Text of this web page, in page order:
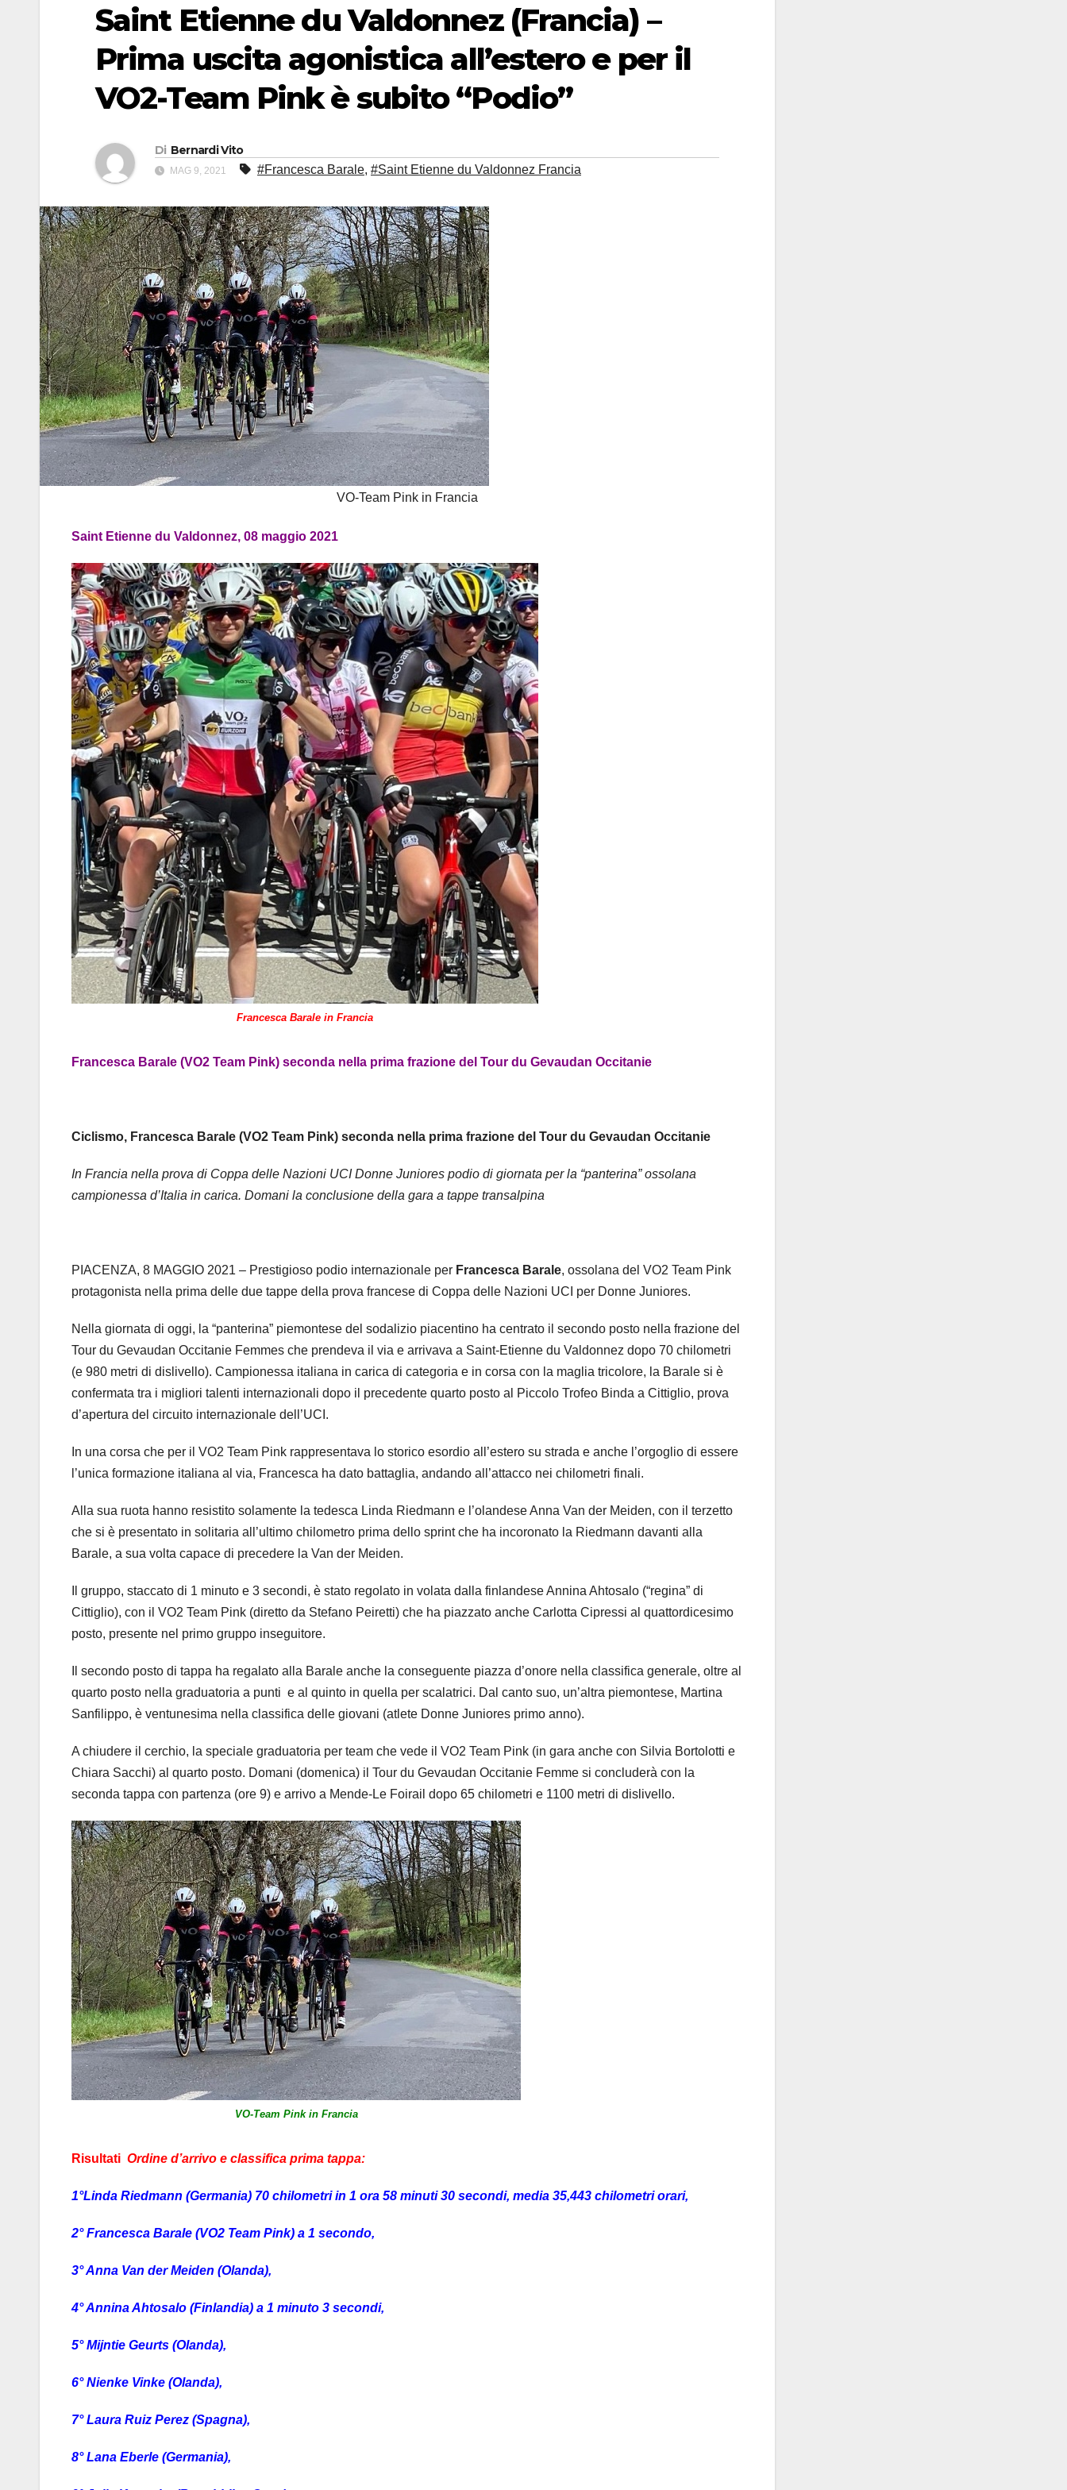
Saint Etienne du Valdonnez (Francia) –
Prima uscita agonistica all’estero e per il
VO2-Team Pink è subito “Podio”
Di Bernardi Vito
MAG 9, 2021 #Francesca Barale, #Saint Etienne du Valdonnez Francia
VO-Team Pink in Francia
Saint Etienne du Valdonnez, 08 maggio 2021
Francesca Barale in Francia
Francesca Barale (VO2 Team Pink) seconda nella prima frazione del Tour du Gevaudan Occitanie
Ciclismo, Francesca Barale (VO2 Team Pink) seconda nella prima frazione del Tour du Gevaudan Occitanie
In Francia nella prova di Coppa delle Nazioni UCI Donne Juniores podio di giornata per la “panterina” ossolana
campionessa d’Italia in carica. Domani la conclusione della gara a tappe transalpina
PIACENZA, 8 MAGGIO 2021 – Prestigioso podio internazionale per Francesca Barale, ossolana del VO2 Team Pink
protagonista nella prima delle due tappe della prova francese di Coppa delle Nazioni UCI per Donne Juniores.
Nella giornata di oggi, la “panterina” piemontese del sodalizio piacentino ha centrato il secondo posto nella frazione del
Tour du Gevaudan Occitanie Femmes che prendeva il via e arrivava a Saint-Etienne du Valdonnez dopo 70 chilometri
(e 980 metri di dislivello). Campionessa italiana in carica di categoria e in corsa con la maglia tricolore, la Barale si è
confermata tra i migliori talenti internazionali dopo il precedente quarto posto al Piccolo Trofeo Binda a Cittiglio, prova
d’apertura del circuito internazionale dell’UCI.
In una corsa che per il VO2 Team Pink rappresentava lo storico esordio all’estero su strada e anche l’orgoglio di essere
l’unica formazione italiana al via, Francesca ha dato battaglia, andando all’attacco nei chilometri finali.
Alla sua ruota hanno resistito solamente la tedesca Linda Riedmann e l’olandese Anna Van der Meiden, con il terzetto
che si è presentato in solitaria all’ultimo chilometro prima dello sprint che ha incoronato la Riedmann davanti alla
Barale, a sua volta capace di precedere la Van der Meiden.
Il gruppo, staccato di 1 minuto e 3 secondi, è stato regolato in volata dalla finlandese Annina Ahtosalo (“regina” di
Cittiglio), con il VO2 Team Pink (diretto da Stefano Peiretti) che ha piazzato anche Carlotta Cipressi al quattordicesimo
posto, presente nel primo gruppo inseguitore.
Il secondo posto di tappa ha regalato alla Barale anche la conseguente piazza d’onore nella classifica generale, oltre al
quarto posto nella graduatoria a punti e al quinto in quella per scalatrici. Dal canto suo, un’altra piemontese, Martina
Sanfilippo, è ventunesima nella classifica delle giovani (atlete Donne Juniores primo anno).
A chiudere il cerchio, la speciale graduatoria per team che vede il VO2 Team Pink (in gara anche con Silvia Bortolotti e
Chiara Sacchi) al quarto posto. Domani (domenica) il Tour du Gevaudan Occitanie Femme si concluderà con la
seconda tappa con partenza (ore 9) e arrivo a Mende-Le Foirail dopo 65 chilometri e 1100 metri di dislivello.
VO-Team Pink in Francia
Risultati Ordine d’arrivo e classifica prima tappa:
1°Linda Riedmann (Germania) 70 chilometri in 1 ora 58 minuti 30 secondi, media 35,443 chilometri orari,
2° Francesca Barale (VO2 Team Pink) a 1 secondo,
3° Anna Van der Meiden (Olanda),
4° Annina Ahtosalo (Finlandia) a 1 minuto 3 secondi,
5° Mijntie Geurts (Olanda),
6° Nienke Vinke (Olanda),
7° Laura Ruiz Perez (Spagna),
8° Lana Eberle (Germania),